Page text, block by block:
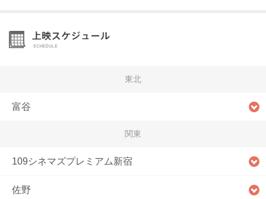
東北
富谷
関東
109シネマズプレミアム新宿
佐野